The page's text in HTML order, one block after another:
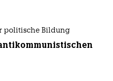
politische Bildung